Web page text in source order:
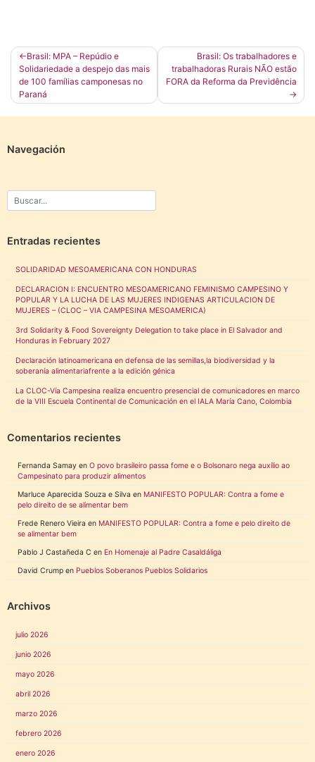
Navegación
de
entradas
Brasil: MPA – Repúdio e
Solidariedade a despejo das mais
de 100 famílias camponesas no
Paraná
Brasil: Os trabalhadores e
trabalhadoras Rurais NÃO estão
FORA da Reforma da Previdência
Navegación
Entradas recientes
SOLIDARIDAD MESOAMERICANA CON HONDURAS
DECLARACION I: ENCUENTRO MESOAMERICANO FEMINISMO CAMPESINO Y
POPULAR Y LA LUCHA DE LAS MUJERES INDIGENAS ARTICULACION DE
MUJERES – (CLOC – VIA CAMPESINA MESOAMERICA)
3rd Solidarity & Food Sovereignty Delegation to take place in El Salvador and
Honduras in February 2027
Declaración latinoamericana en defensa de las semillas,la biodiversidad y la
soberanía alimentariafrente a la edición génica
La CLOC-Vía Campesina realiza encuentro presencial de comunicadores en marco
de la VIII Escuela Continental de Comunicación en el IALA María Cano, Colombia
Comentarios recientes
Fernanda Samay en O povo brasileiro passa fome e o Bolsonaro nega auxílio ao
Campesinato para produzir alimentos
Marluce Aparecida Souza e Silva en MANIFESTO POPULAR: Contra a fome e
pelo direito de se alimentar bem
Frede Renero Vieira en MANIFESTO POPULAR: Contra a fome e pelo direito de
se alimentar bem
Pablo J Castañeda C en En Homenaje al Padre Casaldáliga
David Crump en Pueblos Soberanos Pueblos Solidarios
Archivos
julio 2026
junio 2026
mayo 2026
abril 2026
marzo 2026
febrero 2026
enero 2026